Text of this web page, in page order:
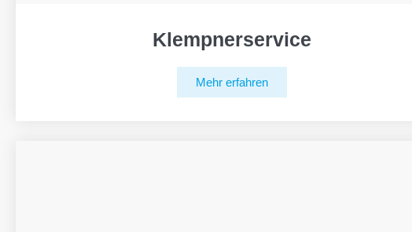
Klempnerservice
Mehr erfahren